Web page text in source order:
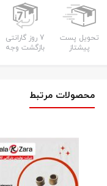
تحویل پست
پیشتاز
7 روز گارانتی
بازگشت وجه
محصولات مرتبط